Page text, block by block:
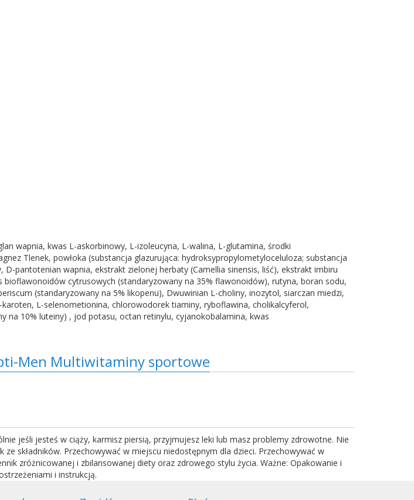
wapnia, kwas L-askorbinowy, L-izoleucyna, L-walina, L-glutamina, środki
Tlenek, powłoka (substancja glazurująca: hydroksypropylometyloceluloza; substancja
pantotenian wapnia, ekstrakt zielonej herbaty (Camellia sinensis, liść), ekstrakt imbiru
cytrusowych (standaryzowany na 35% flawonoidów), rutyna, boran sodu,
(standaryzowany na 5% likopenu), Dwuwinian L-choliny, inozytol, siarczan miedzi,
L-selenometionina, chlorowodorek tiaminy, ryboflawina, cholikalcyferol,
na 10% luteiny) , jod potasu, octan retinylu, cyjanokobalamina, kwas
Men Multiwitaminy sportowe
jeśli jesteś w ciąży, karmisz piersią, przyjmujesz leki lub masz problemy zdrowotne. Nie
składników. Przechowywać w miejscu niedostępnym dla dzieci. Przechowywać w
zróżnicowanej i zbilansowanej diety oraz zdrowego stylu życia. Ważne: Opakowanie i
i instrukcją.